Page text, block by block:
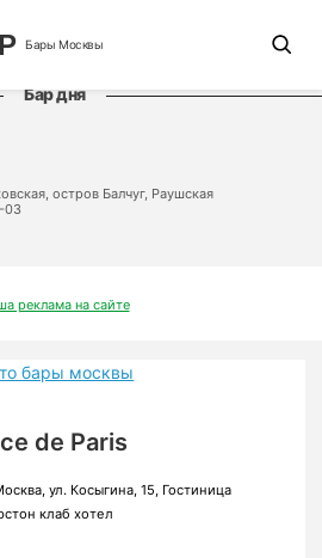
Бары Москвы
Бар дня
остров Балчуг, Раушская
03
реклама на сайте
de Paris
ул. Косыгина, 15, Гостиница
клаб хотел